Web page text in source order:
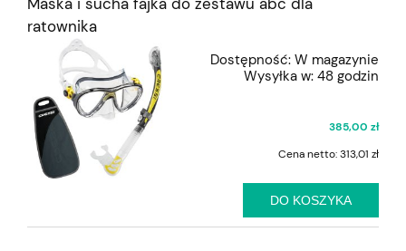
ratownika
Dostępność: W magazynie
Wysyłka w: 48 godzin
385,00 zł
Cena netto:313,01 zł
DO KOSZYKA